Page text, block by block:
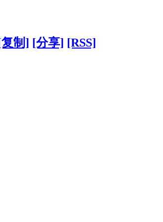
制] [分享] [RSS]